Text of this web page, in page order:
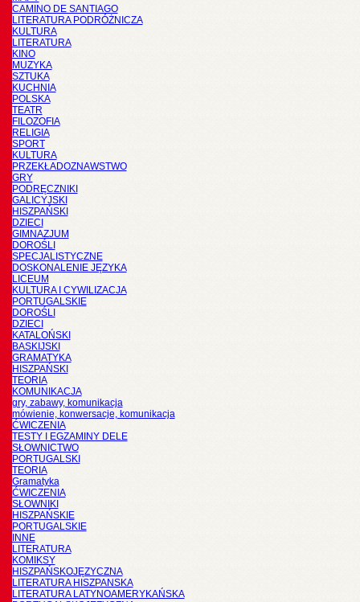
CAMINO DE SANTIAGO
LITERATURA PODRÓŻNICZA
KULTURA
LITERATURA
KINO
MUZYKA
SZTUKA
KUCHNIA
POLSKA
TEATR
FILOZOFIA
RELIGIA
SPORT
KULTURA
PRZEKŁADOZNAWSTWO
GRY
PODRĘCZNIKI
GALICYJSKI
HISZPAŃSKI
DZIECI
GIMNAZJUM
DOROŚLI
SPECJALISTYCZNE
DOSKONALENIE JĘZYKA
LICEUM
KULTURA I CYWILIZACJA
PORTUGALSKIE
DOROŚLI
DZIECI
KATALOŃSKI
BASKIJSKI
GRAMATYKA
HISZPAŃSKI
TEORIA
KOMUNIKACJA
gry, zabawy, komunikacja
mówienie, konwersacje, komunikacja
ĆWICZENIA
TESTY I EGZAMINY DELE
SŁOWNICTWO
PORTUGALSKI
TEORIA
Gramatyka
ĆWICZENIA
SŁOWNIKI
HISZPAŃSKIE
PORTUGALSKIE
INNE
LITERATURA
KOMIKSY
HISZPAŃSKOJĘZYCZNA
LITERATURA HISZPANSKA
LITERATURA LATYNOAMERYKAŃSKA